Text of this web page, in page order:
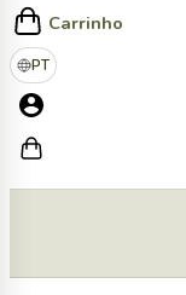
Carrinho
PT